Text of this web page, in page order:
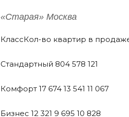
«Старая» Москва
КлассКол-во квартир в
Стандартный 804 578 121
Комфорт 17 674 13 541 11 067
Бизнес 12 321 9 695 10 828